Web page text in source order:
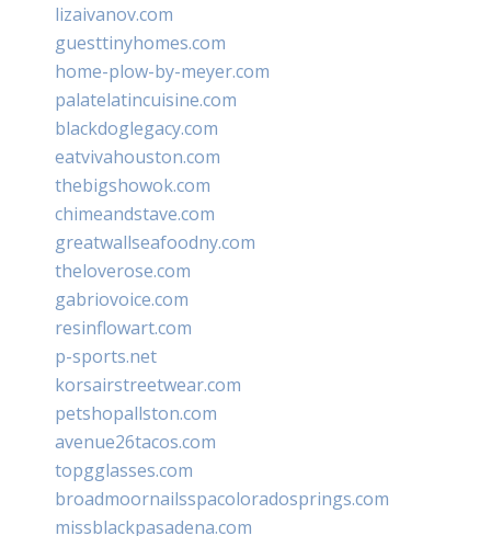
lizaivanov.com
guesttinyhomes.com
home-plow-by-meyer.com
palatelatincuisine.com
blackdoglegacy.com
eatvivahouston.com
thebigshowok.com
chimeandstave.com
greatwallseafoodny.com
theloverose.com
gabriovoice.com
resinflowart.com
p-sports.net
korsairstreetwear.com
petshopallston.com
avenue26tacos.com
topgglasses.com
broadmoornailsspacoloradosprings.com
missblackpasadena.com